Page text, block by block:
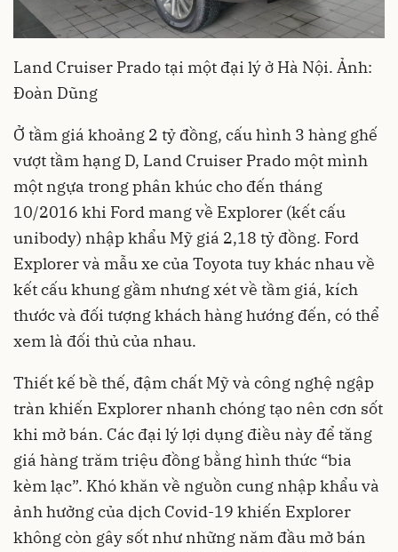
Land Cruiser Prado tại một đại lý ở Hà Nội. Ảnh:
Đoàn Dũng
Ở tầm giá khoảng 2 tỷ đồng, cấu hình 3 hàng ghế
vượt tầm hạng D, Land Cruiser Prado một mình
một ngựa trong phân khúc cho đến tháng
10/2016 khi Ford mang về Explorer (kết cấu
unibody) nhập khẩu Mỹ giá 2,18 tỷ đồng. Ford
Explorer và mẫu xe của Toyota tuy khác nhau về
kết cấu khung gầm nhưng xét về tầm giá, kích
thước và đối tượng khách hàng hướng đến, có thể
xem là đối thủ của nhau.
Thiết kế bề thế, đậm chất Mỹ và công nghệ ngập
tràn khiến Explorer nhanh chóng tạo nên cơn sốt
khi mở bán. Các đại lý lợi dụng điều này để tăng
giá hàng trăm triệu đồng bằng hình thức “bia
kèm lạc”. Khó khăn về nguồn cung nhập khẩu và
ảnh hưởng của dịch Covid-19 khiến Explorer
không còn gây sốt như những năm đầu mở bán